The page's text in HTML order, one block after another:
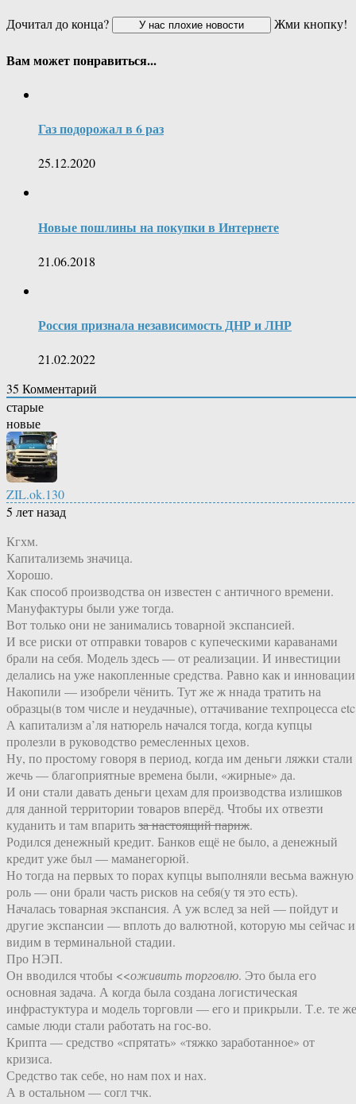
Дочитал до конца?
Жми кнопку!
Вам может понравиться...
Газ подорожал в 6 раз
25.12.2020
Новые пошлины на покупки в Интернете
21.06.2018
Россия признала независимость ДНР и ЛНР
21.02.2022
35 Комментарий
старые
новые
ZIL.ok.130
5 лет назад
Кгхм.
Капитализемь значица.
Хорошо.
Как способ производства он известен с античного времени.
Мануфактуры были уже тогда.
Вот только они не занимались товарной экспансией.
И все риски от отправки товаров с купеческими караванами
брали на себя. Модель здесь — от реализации. И инвестиции
делались на уже накопленные средства. Равно как и
Накопили — изобрели чёнить. Тут же ж ннада тратить на
образцы(в том числе и неудачные), оттачивание техпроцесса
А капитализм а’ля натюрель начался тогда, когда купцы
пролезли в руководство ремесленных цехов.
Ну, по простому говоря в период, когда им деньги ляжки стали
жечь — благоприятные времена были, «жирные» да.
И они стали давать деньги цехам для производства излишков
для данной территории товаров вперёд. Чтобы их отвезти
куданить и там впаритьза настоящий париж.
Родился денежный кредит. Банков ещё не было, а денежный
кредит уже был — маманегорюй.
Но тогда на первых то порах купцы выполняли весьма важную
роль — они брали часть рисков на себя(у тя это есть).
Началась товарная экспансия. А уж вслед за ней — пойдут и
другие экспансии — вплоть до валютной, которую мы сейчас и
видим в терминальной стадии.
Про НЭП.
Он вводился чтобы <<оживить торговлю. Это была его
основная задача. А когда была создана логистическая
инфрастуктура и модель торговли — его и прикрыли. Т.е. те же
самые люди стали работать на гос-во.
Крипта — средство «спрятать» «тяжко заработанное» от
кризиса.
Средство так себе, но нам пох и нах.
А в остальном — согл тчк.